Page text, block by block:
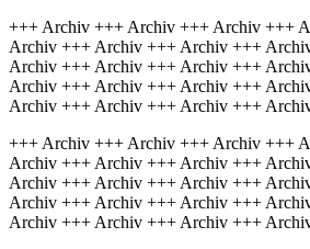
+++ Archiv +++ Archiv +++ Archiv +++
Archiv +++ Archiv +++ Archiv +++
Archiv +++ Archiv +++ Archiv +++
Archiv +++ Archiv +++ Archiv +++
Archiv +++ Archiv +++ Archiv +++
+++ Archiv +++ Archiv +++ Archiv +++
Archiv +++ Archiv +++ Archiv +++
Archiv +++ Archiv +++ Archiv +++
Archiv +++ Archiv +++ Archiv +++
Archiv +++ Archiv +++ Archiv +++